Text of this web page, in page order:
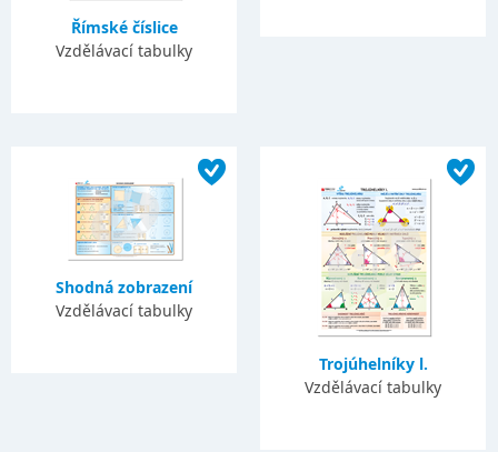
Římské číslice
Vzdělávací tabulky
Shodná zobrazení
Vzdělávací tabulky
Trojúhelníky l.
Vzdělávací tabulky